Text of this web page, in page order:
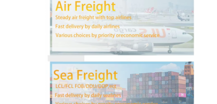
کنترل کیفیت
تماس با ما
حالا حرف بزن